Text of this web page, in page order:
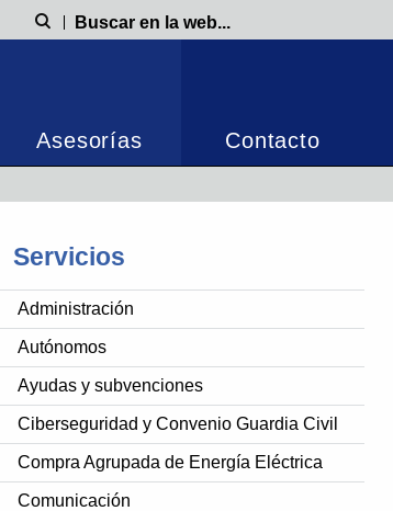
Búsqueda
Asesorías Contacto
Servicios
Administración
Autónomos
Ayudas y subvenciones
Ciberseguridad y Convenio Guardia Civil
Compra Agrupada de Energía Eléctrica
Comunicación